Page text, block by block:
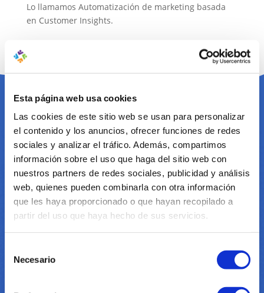
Esta página web usa cookies
Las cookies de este sitio web se usan para personalizar
el contenido y los anuncios, ofrecer funciones de redes
sociales y analizar el tráfico. Además, compartimos
información sobre el uso que haga del sitio web con
nuestros partners de redes sociales, publicidad y análisis
web, quienes pueden combinarla con otra información
que les haya proporcionado o que hayan recopilado a
partir del uso que haya hecho de sus servicios.
Necesario
Lo llamamos Automatización de marketing basada
en Customer Insights.
FlowBuilder
La creación de flujos de automatización de
marketing, con la gran cantidad de posibilidades
disponibles, puede parecer una tarea desalentadora.
Los flujos grandes y complejos pueden hacerle
perder la visión general y no alcanzar la meta.
automatización de marketing para que sus clientes y
posibles clientes obtengan la experiencia óptima en